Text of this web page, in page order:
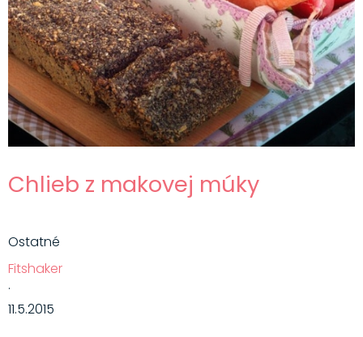
Chlieb z makovej múky
Ostatné
Fitshaker
·
11.5.2015